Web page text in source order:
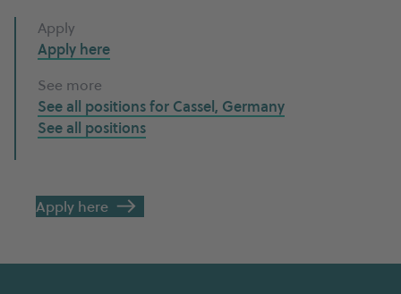
Apply
Apply here
See more
See all positions for Cassel, Germany
See all positions
Apply here